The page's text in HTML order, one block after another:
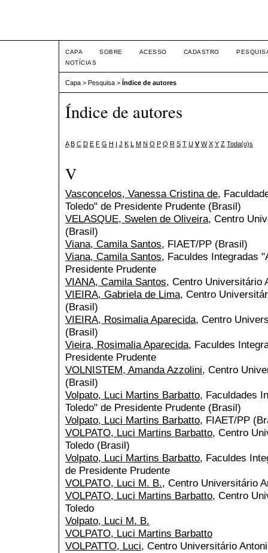
CAPA SOBRE ACESSO CADASTRO
NOTÍCIAS
Capa > Pesquisa > Índice de autores
Índice de autores
A B C D E F G H I J K L M N O P Q R S T U V W X Y Z Toda(o)s
V
Vasconcelos, Vanessa Cristina de,
Toledo" de Presidente Prudente (Brasil)
VELASQUE, Swelen de Oliveira, Centro
(Brasil)
Viana, Camila Santos, FIAET/PP (Brasil)
Viana, Camila Santos, Faculdes Integradas
Presidente Prudente
VIANA, Camila Santos, Centro Universitário
VIEIRA, Gabriela de Lima, Centro
(Brasil)
VIEIRA, Rosimalia Aparecida, Centro
(Brasil)
Vieira, Rosimalia Aparecida, Faculdes
Presidente Prudente
VOLNISTEM, Amanda Azzolini, Centro
(Brasil)
Volpato, Luci Martins Barbatto, Faculdades
Toledo" de Presidente Prudente (Brasil)
Volpato, Luci Martins Barbatto, FIAET/PP
VOLPATO, Luci Martins Barbatto, Centro
Toledo (Brasil)
Volpato, Luci Martins Barbatto, Faculdes
de Presidente Prudente
VOLPATO, Luci M. B., Centro Universitário
VOLPATO, Luci Martins Barbatto, Centro
Toledo
Volpato, Luci M. B.
VOLPATO, Luci Martins Barbatto
VOLPATTO, Luci, Centro Universitário